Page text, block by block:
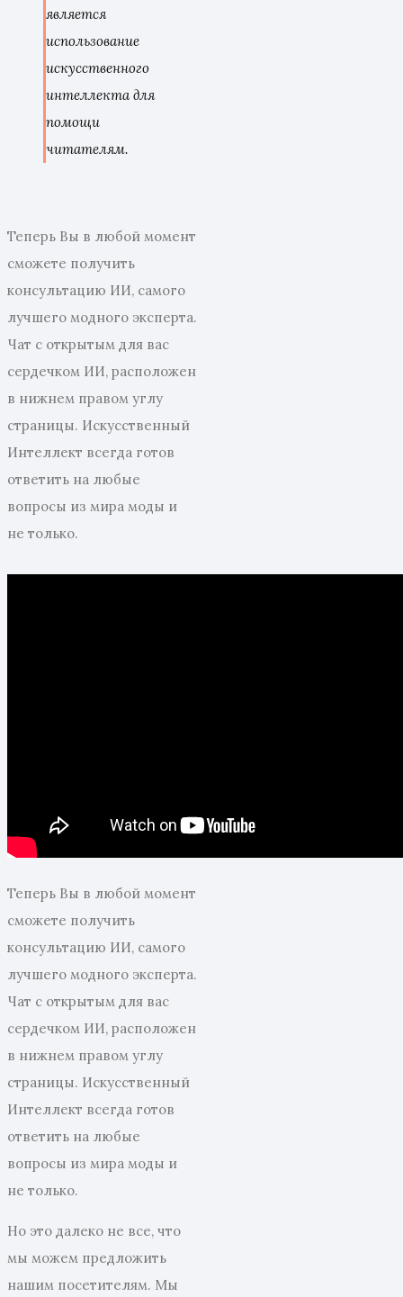
является
использование
искусственного
интеллекта для
помощи
читателям.
Теперь Вы в любой момент
сможете получить
консультацию ИИ, самого
лучшего модного эксперта.
Чат с открытым для вас
сердечком ИИ, расположен
в нижнем правом углу
страницы. Искусственный
Интеллект всегда готов
ответить на любые
вопросы из мира моды и
не только.
Теперь Вы в любой момент
сможете получить
консультацию ИИ, самого
лучшего модного эксперта.
Чат с открытым для вас
сердечком ИИ, расположен
в нижнем правом углу
страницы. Искусственный
Интеллект всегда готов
ответить на любые
вопросы из мира моды и
не только.
Но это далеко не все, что
мы можем предложить
нашим посетителям. Мы